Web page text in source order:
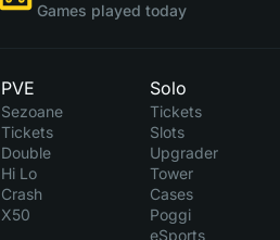
Games played today
PVE
Sezoane
Tickets
Double
Hi Lo
Crash
X50
Solo
Tickets
Slots
Upgrader
Tower
Cases
Poggi
eSports